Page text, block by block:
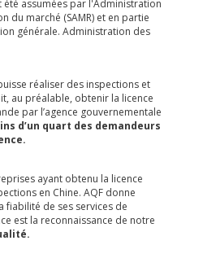
assumées par l'Administration
du marché (SAMR) et en partie
générale. Administration des
réaliser des inspections et
au préalable, obtenir la licence
par l’agence gouvernementale
d’un quart des demandeurs
ayant obtenu la licence
en Chine. AQF donne
fiabilité de ses services de
est la reconnaissance de notre